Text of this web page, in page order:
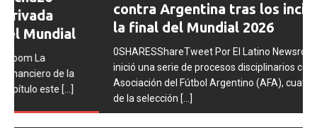
contra Argentina tras los incidentes en
la final del Mundial 2026
0SHARESShareTweet Por El Latino Newsroom La FIFA
inició una serie de procesos disciplinarios contra la
Asociación del Fútbol Argentino (AFA), cuatro integrantes
de la selección